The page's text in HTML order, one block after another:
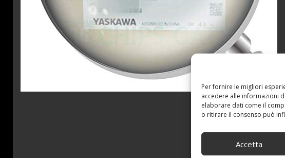
Per fornire le migliori
accedere alle informazioni
elaborare dati come il
o ritirare il consenso può
Accetta